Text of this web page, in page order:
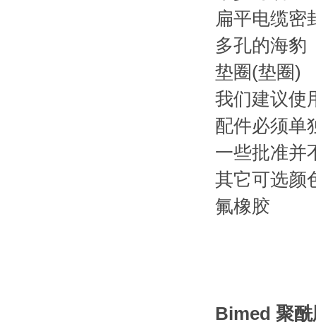
扁平电缆密
多孔的海豹
垫圈(垫圈)
我们建议使
配件必须单
一些批准并
其它可选颜
氟橡胶
Bimed 聚